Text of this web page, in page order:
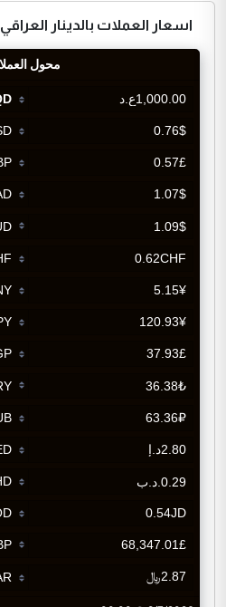
اسعار العملات بالدينار العراقي